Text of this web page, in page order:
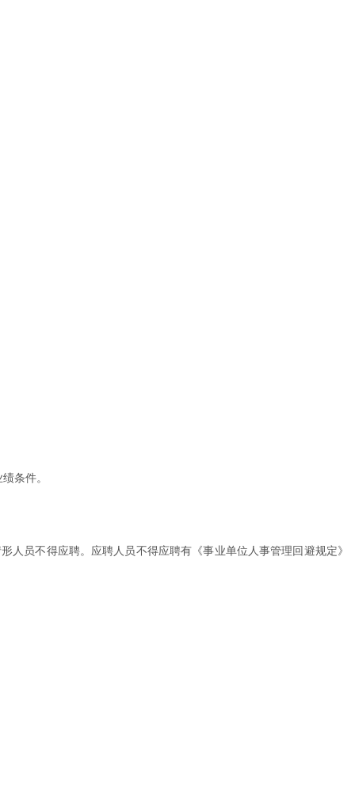
条件。
员不得应聘。应聘人员不得应聘有《事业单位人事管理回避规定》